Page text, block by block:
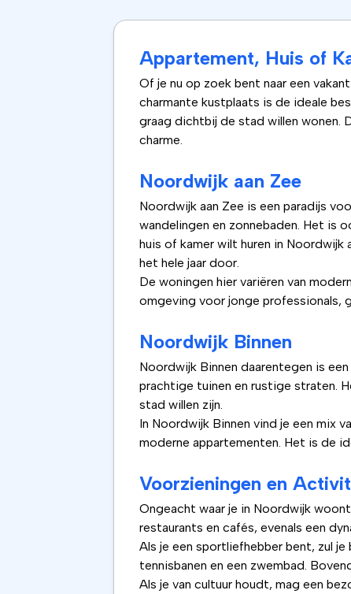
Appartement, Huis of
Of je nu op zoek bent naar een
charmante kustplaats is de ideale
graag dichtbij de stad willen wonen.
charme.
Noordwijk aan Zee
Noordwijk aan Zee is een paradijs
wandelingen en zonnebaden. Het is
huis of kamer wilt huren in
het hele jaar door.
De woningen hier variëren van
omgeving voor jonge professionals,
Noordwijk Binnen
Noordwijk Binnen daarentegen is
prachtige tuinen en rustige straten.
stad willen zijn.
In Noordwijk Binnen vind je een mix
moderne appartementen. Het is de
Voorzieningen en
Ongeacht waar je in Noordwijk
restaurants en cafés, evenals een
Als je een sportliefhebber bent, zul
tennisbanen en een zwembad.
Als je van cultuur houdt, mag een